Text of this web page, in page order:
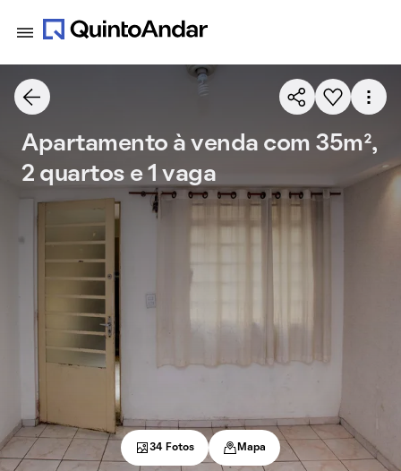
Apartamento à venda com 35m²,
2 quartos e 1 vaga
34 Fotos Mapa